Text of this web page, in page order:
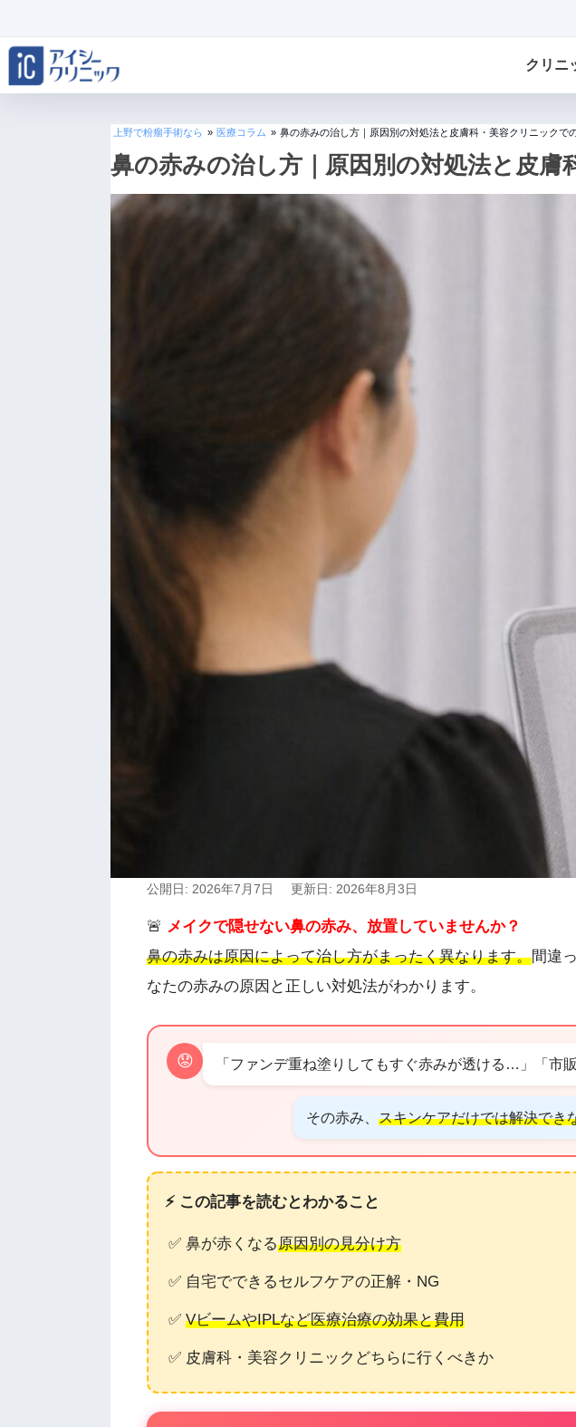
クリニ
上野で粉瘤手術なら » 医療コラム » 鼻の赤みの治し方｜原因別の対処法と皮膚科・美容クリニックで
鼻の赤みの治し方｜原因別の対処法と皮
公開日: 2026年7月7日 更新日: 2026年8月3日
🚨 メイクで隠せない鼻の赤み、放置していませんか？
鼻の赤みは原因によって治し方がまったく異なります。間違
なたの赤みの原因と正しい対処法がわかります。
😟 「ファンデ重ね塗りしてもすぐ赤みが透ける…」「市
その赤み、 スキンケアだけでは解決でき
⚡ この記事を読むとわかること
✅ 鼻が赤くなる原因別の見分け方
✅ 自宅でできるセルフケアの正解・NG
✅ VビームやIPLなど医療治療の効果と費用
✅ 皮膚科・美容クリニックどちらに行くべきか